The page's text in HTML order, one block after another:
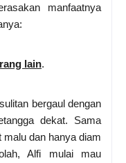
manfaatnya
lain.
bergaul dengan
dekat. Sama
dan hanya diam
Alfi mulai mau